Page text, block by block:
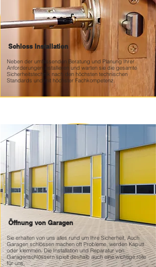
Schloss Installation
Neben der umfassenden Beratung und Planung Ihrer
Anforderungen installieren und warten sie die gesamte
Sicherheitstechnik nach den höchsten technischen
Standards und mit höchster Fachkompetenz.
Öffnung von Garagen
Sie erhalten von uns alles rund um Ihre Sicherheit, Auch
Garagen schlössen machen oft Probleme, werden Kaputt
oder klemmen. Die Installation und Reparatur von
Garagenschlössern spielt deshalb auch eine wichtige rolle
für uns.